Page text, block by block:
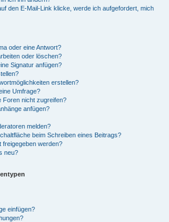
den E-Mail-Link klicke, werde ich aufgefordert, mich
oder eine Antwort?
oder löschen?
Signatur anfügen?
erstellen?
Umfrage?
Foren nicht zugreifen?
anfügen?
melden?
beim Schreiben eines Beitrags?
freigegeben werden?
neu?
einfügen?